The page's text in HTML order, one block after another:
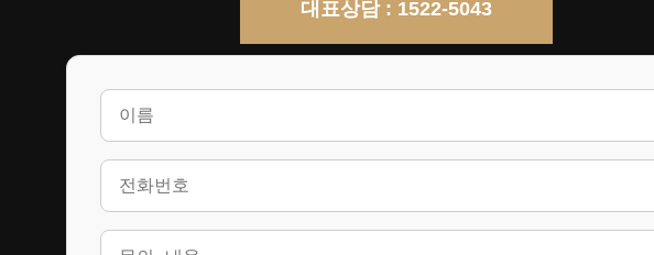
대표상담 : 1522-5043